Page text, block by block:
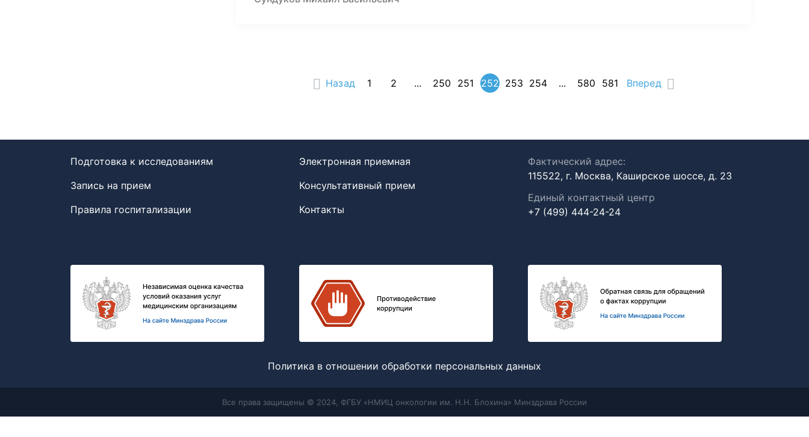
Назад 1 2 ... 250 251 252 253 254 ... 580 581 Вперед
Подготовка к исследованиям
Запись на прием
Правила госпитализации
Электронная приемная
Консультативный прием
Контакты
Фактический адрес:
115522, г. Москва, Каширское шоссе, д. 23
Единый контактный центр
+7 (499) 444-24-24
Политика в отношении обработки персональных данных
Все права защищены © 2024, ФГБУ «НМИЦ онкологии им. Н.Н. Блохина» Минздрава России